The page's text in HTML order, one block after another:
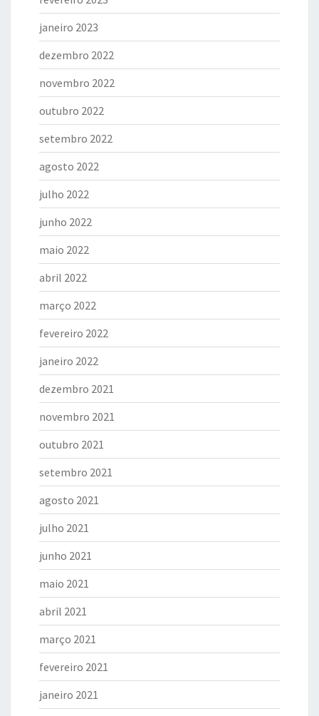
janeiro 2023
dezembro 2022
novembro 2022
outubro 2022
setembro 2022
agosto 2022
julho 2022
junho 2022
maio 2022
abril 2022
março 2022
fevereiro 2022
janeiro 2022
dezembro 2021
novembro 2021
outubro 2021
setembro 2021
agosto 2021
julho 2021
junho 2021
maio 2021
abril 2021
março 2021
fevereiro 2021
janeiro 2021